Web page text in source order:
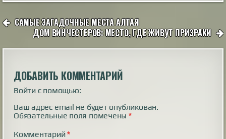
НАВИГАЦИЯ
ЗАПИСЯМ
САМЫЕ ЗАГАДОЧНЫЕ МЕСТА АЛТАЯ
ДОМ ВИНЧЕСТЕРОВ: МЕСТО, ГДЕ ЖИВУТ ПРИЗРАКИ
ДОБАВИТЬ КОММЕНТАРИЙ
Войти с помощью:
Ваш адрес email не будет опубликован.
Обязательные поля помечены*
Комментарий*